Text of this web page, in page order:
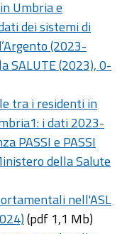
Umbria e
dei sistemi di
(2023-
SALUTE (2023), 0-
tra i residenti in
i dati 2023-
PASSI e PASSI
della Salute
nell'ASL
(pdf 1,1 Mb)